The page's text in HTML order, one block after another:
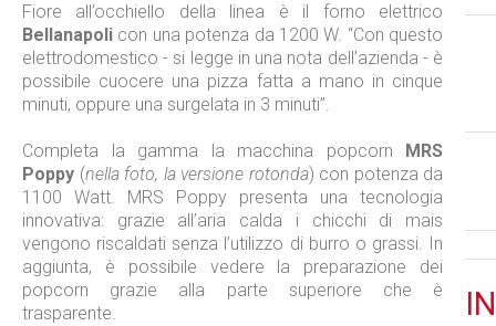
Fiore all’occhiello della linea è il forno elettrico
Bellanapoli con una potenza da 1200 W. “Con questo
elettrodomestico - si legge in una nota dell’azienda - è
possibile cuocere una pizza fatta a mano in cinque
minuti, oppure una surgelata in 3 minuti”.
Completa la gamma la macchina popcorn
MRS
Poppy (nella foto, la versione rotonda) con potenza da
1100 Watt. MRS Poppy presenta una tecnologia
innovativa: grazie all’aria calda i chicchi di mais
vengono riscaldati senza l’utilizzo di burro o grassi. In
aggiunta, è possibile vedere la preparazione dei
popcorn grazie alla parte superiore che è
trasparente.
IN